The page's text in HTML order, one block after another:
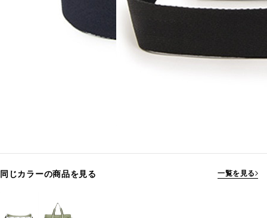
同じカラーの商品を見る 一覧を見る